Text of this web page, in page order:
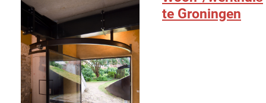
te Groningen